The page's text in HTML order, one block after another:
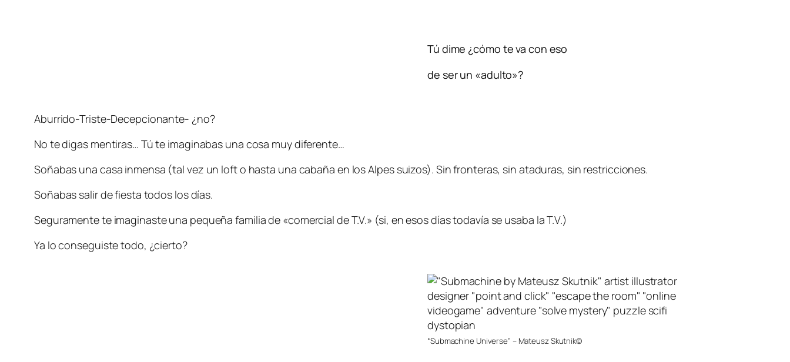
Tú dime ¿cómo te va con eso
de ser un «adulto»?
Aburrido-Triste-Decepcionante- ¿no?
No te digas mentiras… Tú te imaginabas una cosa muy diferente…
Soñabas una casa inmensa (tal vez un loft o hasta una cabaña en los Alpes suizos). Sin fronteras, sin ataduras, sin restricciones.
Soñabas salir de fiesta todos los días.
Seguramente te imaginaste una pequeña familia de «comercial de T.V.» (si, en esos días todavía se usaba la T.V.)
Ya lo conseguiste todo, ¿cierto?
“Submachine Universe” – Mateusz Skutnik©